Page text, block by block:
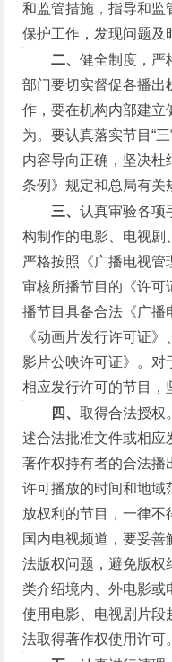
和监管措施，指导和监
保护工作，发现问题及
二、健全制度，严
部门要切实督促各播出
作，要在机构内部建立
为。要认真落实节目“
内容导向正确，坚决杜
条例》规定和总局有关
三、认真审验各项
构制作的电影、电视剧
严格按照《广播电视管
审核所播节目的《许可
播节目具备合法《广播
《动画片发行许可证
影片公映许可证》。对
相应发行许可的节目，
四、取得合法授权
述合法批准文件或相应
著作权持有者的合法播
许可播放的时间和地域
放权利的节目，一律不
国内电视频道，要妥
法版权问题，避免版权
类介绍境内、外电影或
使用电影、电视剧片段
法取得著作权使用许可。